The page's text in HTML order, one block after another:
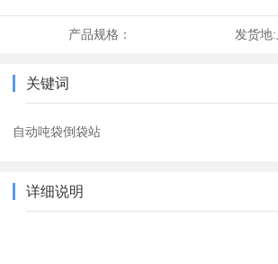
产品规格： 发货地:
关键词
自动吨袋倒袋站
详细说明